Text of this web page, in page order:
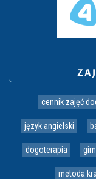
cennik zajęć
język angielski
dogoterapia
metoda